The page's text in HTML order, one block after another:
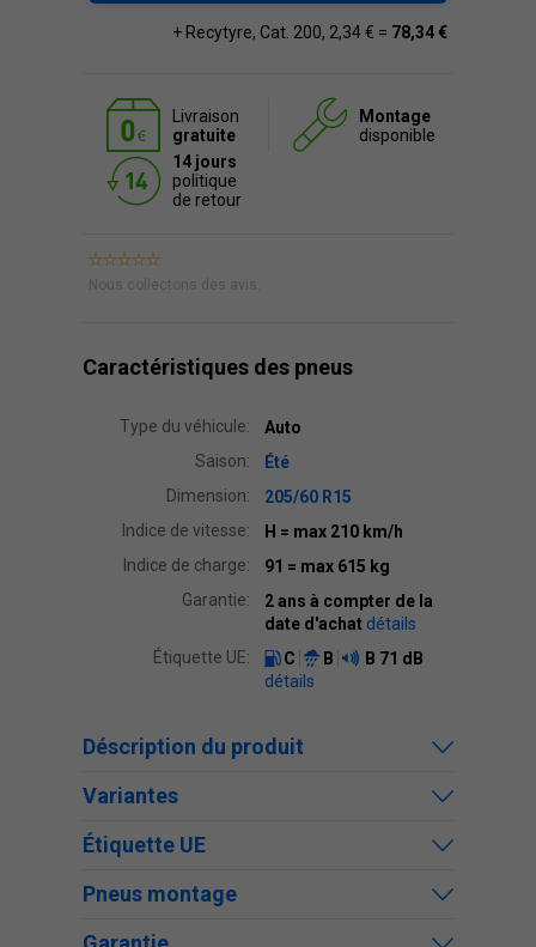
+ Recytyre, Cat. 200, 2,34 € = 78,34 €
Livraison
gratuite
Montage
disponible
14 jours
politique
de retour
Nous collectons des avis.
Caractéristiques des pneus
Type du véhicule:
Auto
Saison:
Été
Dimension:
205/60 R15
Indice de vitesse:
H = max 210 km/h
Indice de charge:
91 = max 615 kg
Garantie:
2 ans à compter de la
date d'achat détails
Étiquette UE:
C B B 71 dB
détails
Déscription du produit
Variantes
Étiquette UE
Pneus montage